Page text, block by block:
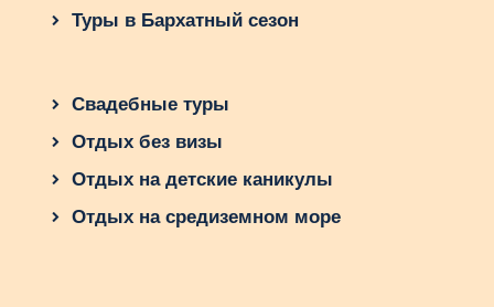
сейчас!
Туры в Бархатный сезон
Свадебные туры
Отдых без визы
Отдых на детские каникулы
Отдых на средиземном море